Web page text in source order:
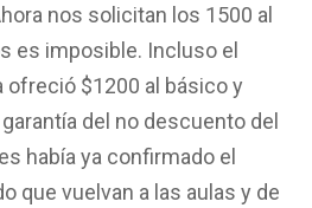
nos solicitan los 1500 al
es imposible. Incluso el
$1200 al básico y
del no descuento del
había ya confirmado el
que vuelvan a las aulas y de